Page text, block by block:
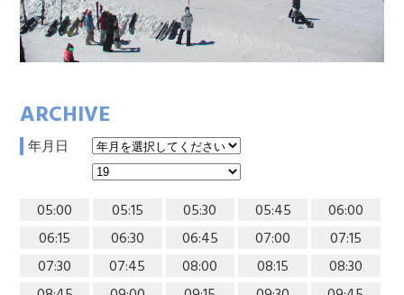
ARCHIVE
年月日
05:00 05:15 05:30 05:45
06:00
06:15
06:30 06:45 07:00
07:15
07:30
07:45 08:00 08:15
08:30